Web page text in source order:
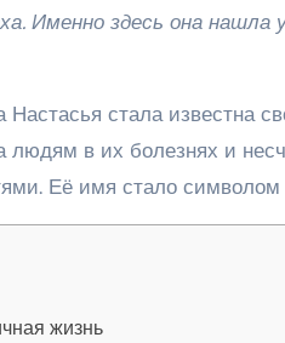
Именно здесь она нашла
Настасья стала известна
людям в их болезнях и
Её имя стало символом
жизнь